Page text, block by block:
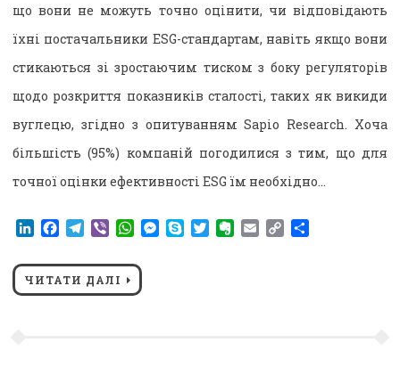
що вони не можуть точно оцінити, чи відповідають
їхні постачальники ESG-стандартам, навіть якщо вони
стикаються зі зростаючим тиском з боку регуляторів
щодо розкриття показників сталості, таких як викиди
вуглецю, згідно з опитуванням Sapio Research. Хоча
більшість (95%) компаній погодилися з тим, що для
точної оцінки ефективності ESG їм необхідно…
LinkedIn
Facebook
Telegram
ViberWhatsApp
Messenger
SkypeTwitterEvernote
EmailCopy
ЧИТАТИ ДАЛІ